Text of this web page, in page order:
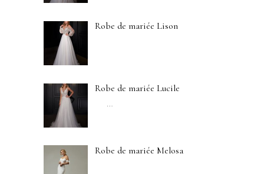
Robe de mariée Lison
Robe de mariée Lucile
…
Robe de mariée Melosa